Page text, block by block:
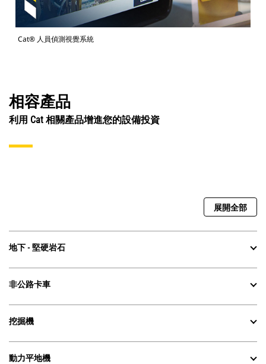
Cat® 人員偵測視覺系統
相容產品
利用 Cat 相關產品增進您的設備投資
展開全部
地下 - 堅硬岩石
非公路卡車
挖掘機
動力平地機